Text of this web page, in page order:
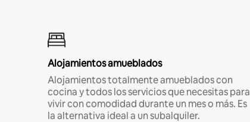
Alojamientos amueblados
Alojamientos totalmente amueblados con
cocina y todos los servicios que necesitas para
vivir con comodidad durante un mes o más. Es
la alternativa ideal a un subalquiler.